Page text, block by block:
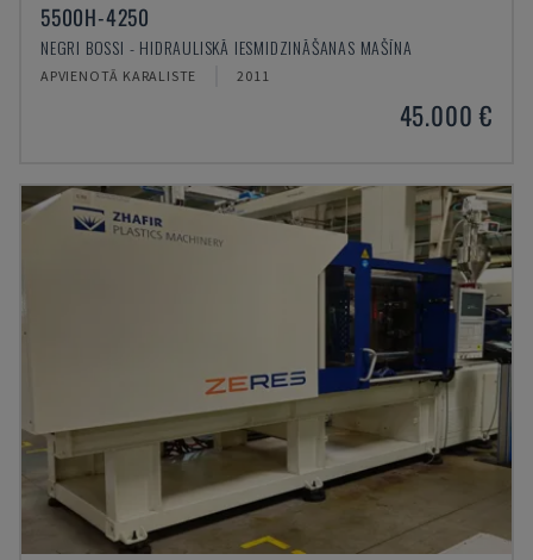
5500H-4250
NEGRI BOSSI - HIDRAULISKĀ IESMIDZINĀŠANAS MAŠĪNA
APVIENOTĀ KARALISTE 2011
45.000 €